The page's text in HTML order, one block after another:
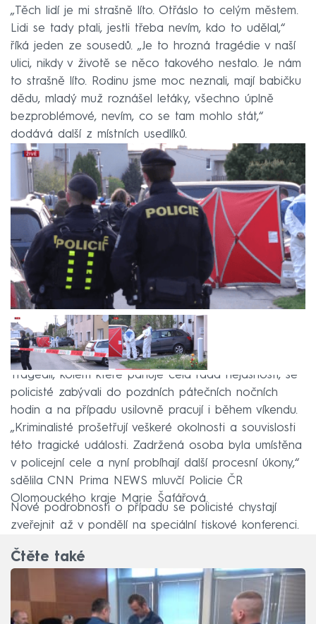
„Těch lidí je mi strašně líto. Otřáslo to celým městem.
Lidi se tady ptali, jestli třeba nevím, kdo to udělal,“
říká jeden ze sousedů. „Je to hrozná tragédie v naší
ulici, nikdy v životě se něco takového nestalo. Je nám
to strašně líto. Rodinu jsme moc neznali, mají babičku
dědu, mladý muž roznášel letáky, všechno úplně
bezproblémové, nevím, co se tam mohlo stát,“
dodává další z místních usedlíků.
Tragédií, kolem které panuje celá řada nejasností, se
policisté zabývali do pozdních pátečních nočních
hodin a na případu usilovně pracují i během víkendu.
„Kriminalisté prošetřují veškeré okolnosti a souvislosti
této tragické události. Zadržená osoba byla umístěna
v policejní cele a nyní probíhají další procesní úkony,“
sdělila CNN Prima NEWS mluvčí Policie ČR
Olomouckého kraje Marie Šafářová.
Nové podrobnosti o případu se policisté chystají
zveřejnit až v pondělí na speciální tiskové konferenci.
Čtěte také